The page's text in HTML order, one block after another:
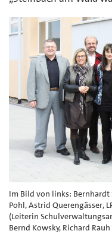
Im Bild von links: Bernhardt
Pohl, Astrid Querengässer,
(Leiterin
Bernd Kowsky, Richard Rauh